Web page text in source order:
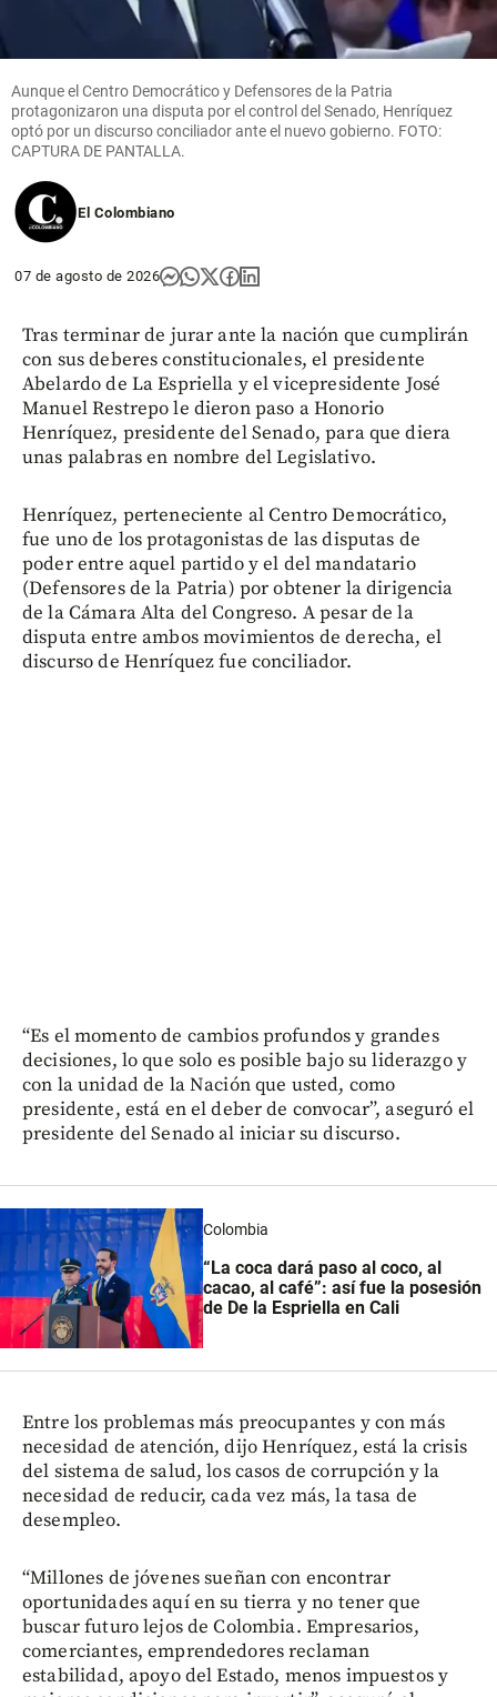
share
Aunque el Centro Democrático y Defensores de la Patria
protagonizaron una disputa por el control del Senado, Henríquez
optó por un discurso conciliador ante el nuevo gobierno. FOTO:
CAPTURA DE PANTALLA.
El Colombiano
07 de agosto de 2026
Tras terminar de jurar ante la nación que cumplirán
con sus deberes constitucionales, el presidente
Abelardo de La Espriella y el vicepresidente José
Manuel Restrepo le dieron paso a Honorio
Henríquez, presidente del Senado, para que diera
unas palabras en nombre del Legislativo.
Henríquez, perteneciente al Centro Democrático,
fue uno de los protagonistas de las disputas de
poder entre aquel partido y el del mandatario
(Defensores de la Patria) por obtener la dirigencia
de la Cámara Alta del Congreso. A pesar de la
disputa entre ambos movimientos de derecha, el
discurso de Henríquez fue conciliador.
“Es el momento de cambios profundos y grandes
decisiones, lo que solo es posible bajo su liderazgo y
con la unidad de la Nación que usted, como
presidente, está en el deber de convocar”, aseguró el
presidente del Senado al iniciar su discurso.
Colombia
“La coca dará paso al coco, al
cacao, al café”: así fue la posesión
de De la Espriella en Cali
Entre los problemas más preocupantes y con más
necesidad de atención, dijo Henríquez, está la crisis
del sistema de salud, los casos de corrupción y la
necesidad de reducir, cada vez más, la tasa de
desempleo.
“Millones de jóvenes sueñan con encontrar
oportunidades aquí en su tierra y no tener que
buscar futuro lejos de Colombia. Empresarios,
comerciantes, emprendedores reclaman
estabilidad, apoyo del Estado, menos impuestos y